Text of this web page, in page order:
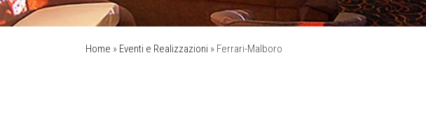
Home » Eventi e Realizzazioni » Ferrari-Malboro